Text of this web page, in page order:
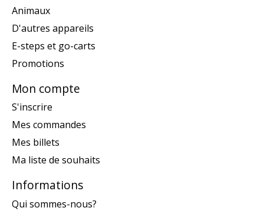
Animaux
D'autres appareils
E-steps et go-carts
Promotions
Mon compte
S'inscrire
Mes commandes
Mes billets
Ma liste de souhaits
Informations
Qui sommes-nous?